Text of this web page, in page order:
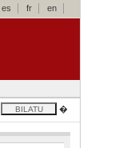
es fr en
�